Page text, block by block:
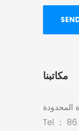
مكاتبنا
Tel ：